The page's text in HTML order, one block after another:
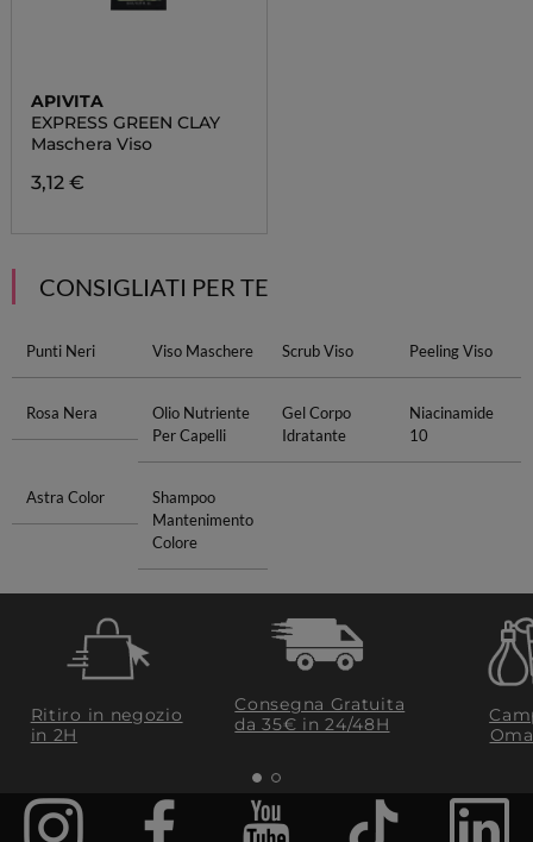
APIVITA
EXPRESS GREEN CLAY
Maschera Viso
3,12 €
CONSIGLIATI PER TE
Punti Neri Viso Maschere Scrub Viso Peeling Viso
Rosa Nera
Olio Nutriente
Per Capelli
Gel Corpo
Idratante
Niacinamide
10
Astra Color
Shampoo
Mantenimento
Colore
Ritiro in negozio
in 2H
Consegna Gratuita
da 35€​ in 24/48H